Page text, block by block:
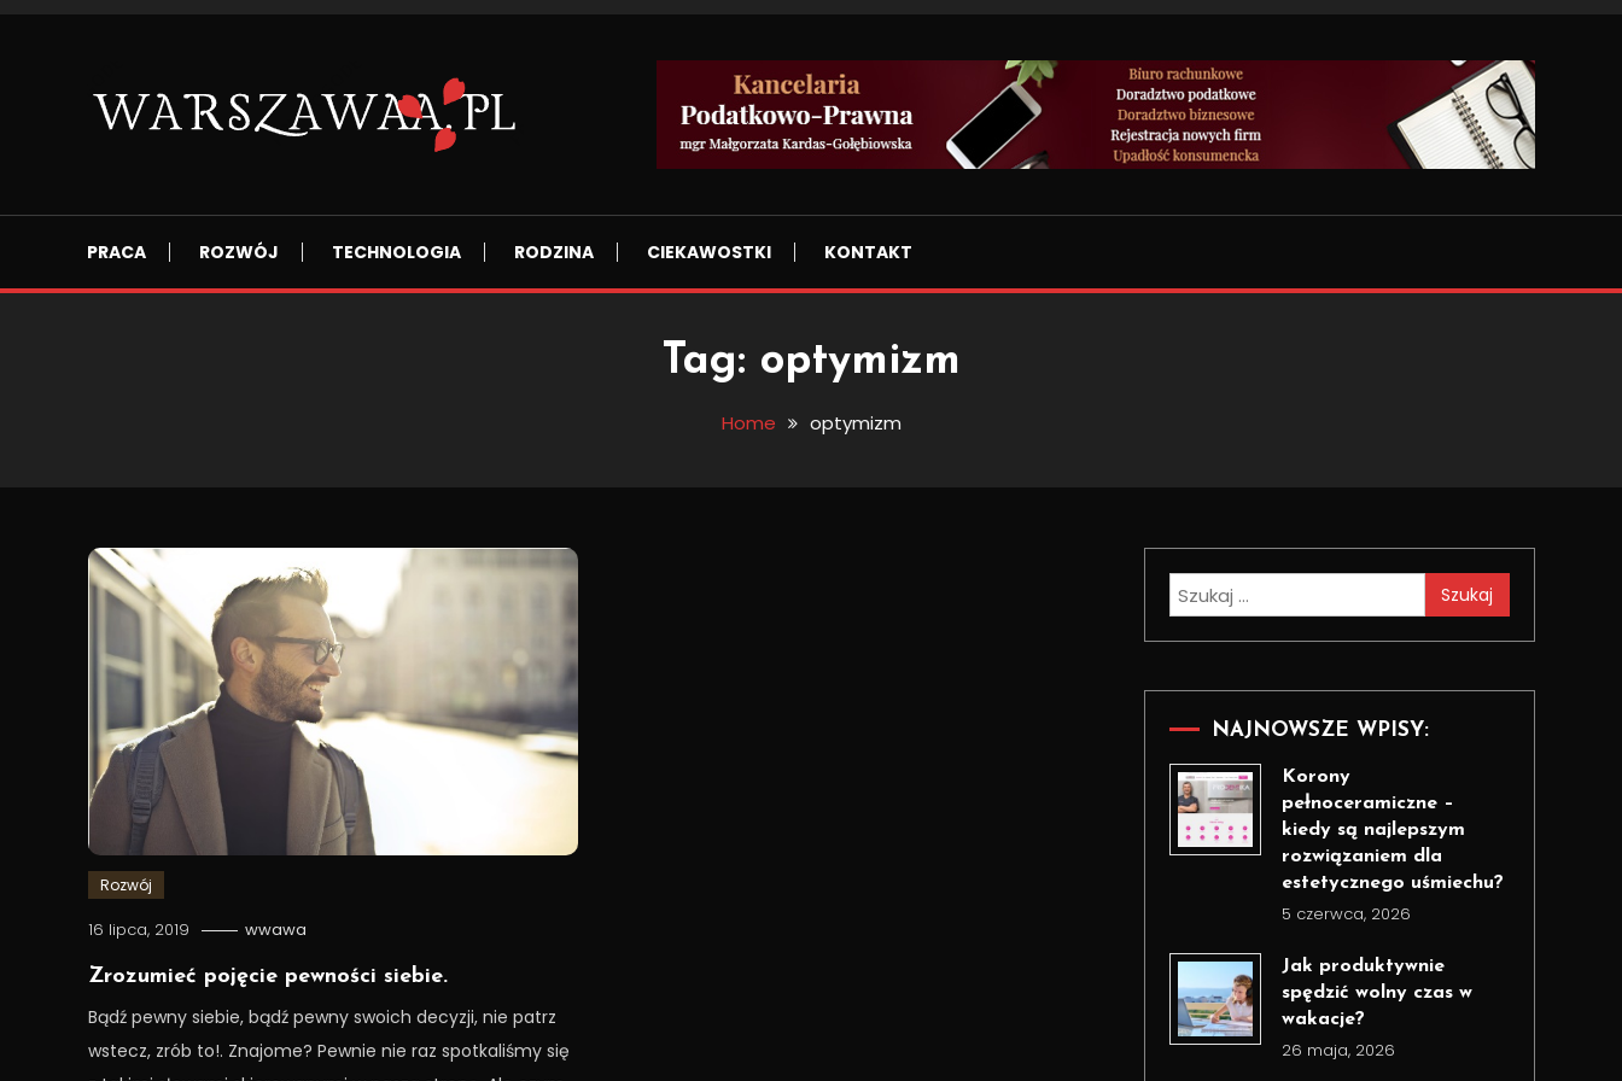
PRACA ROZWÓJ TECHNOLOGIA RODZINA CIEKAWOSTKI KONTAKT
Tag: optymizm
Home optymizm
Rozwój
16 lipca, 2019 wwawa
Zrozumieć pojęcie pewności siebie.
Bądź pewny siebie, bądź pewny swoich decyzji, nie patrz
wstecz, zrób to!. Znajome? Pewnie nie raz spotkaliśmy się
Szukaj:
NAJNOWSZE WPISY:
Korony
pełnoceramiczne –
kiedy są najlepszym
rozwiązaniem dla
estetycznego uśmiechu?
5 czerwca, 2026
Jak produktywnie
spędzić wolny czas w
wakacje?
26 maja, 2026